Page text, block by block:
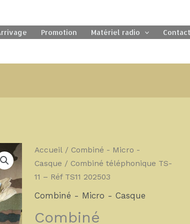
Promotion Matériel radio Contact
Accueil/ Combiné - Micro -
Casque / Combiné téléphonique TS-
11 – Réf TS11 202503
Combiné - Micro - Casque
Combiné
quantité
de
Combiné
téléphonique
11